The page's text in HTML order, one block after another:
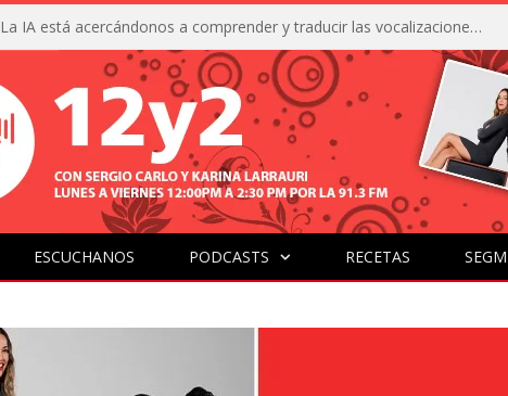
La IA está acercándonos a comprender y traducir las vocalizaciones y comportamientos de nuestras mascotas
ESCUCHANOS PODCASTS RECETAS